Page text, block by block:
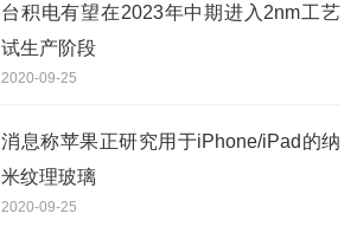
台积电有望在2023年中期进入2nm工艺
试生产阶段
2020-09-25
消息称苹果正研究用于iPhone/iPad的纳
米纹理玻璃
2020-09-25